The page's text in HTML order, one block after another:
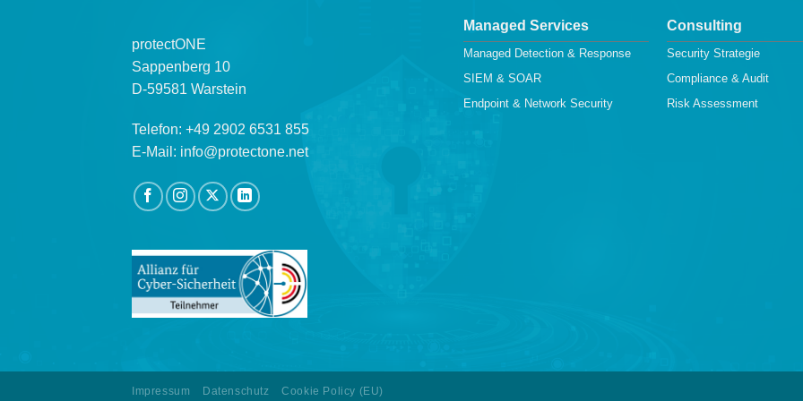
protectONE
Sappenberg 10
D-59581 Warstein
Telefon: +49 2902 6531 855
E-Mail: info@protectone.net
Managed Services
Managed Detection & Response
SIEM & SOAR
Endpoint & Network Security
Consulting
Security Strategie
Compliance & Audit
Risk Assessment
Impressum Datenschutz Cookie Policy (EU)